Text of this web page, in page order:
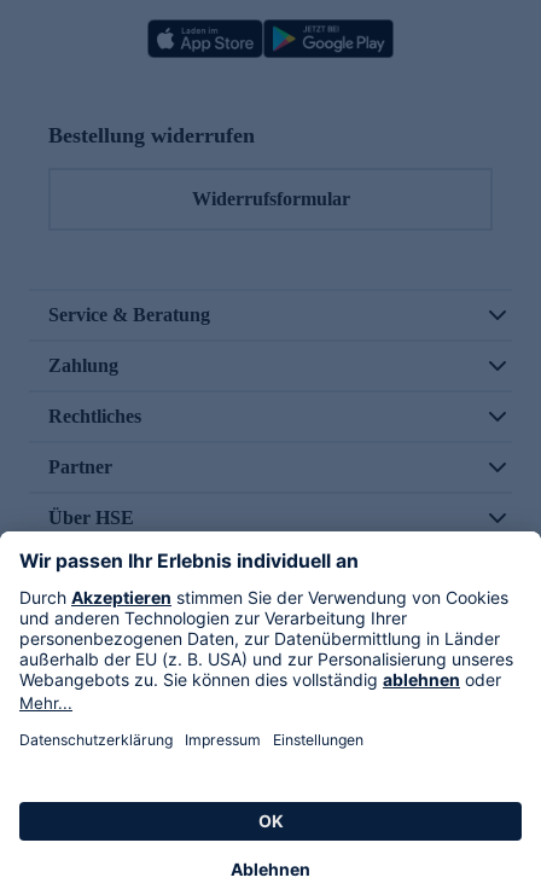
Bestellung widerrufen
Widerrufsformular
Service & Beratung
Zahlung
Rechtliches
Partner
Über HSE
Im TV
HSE International